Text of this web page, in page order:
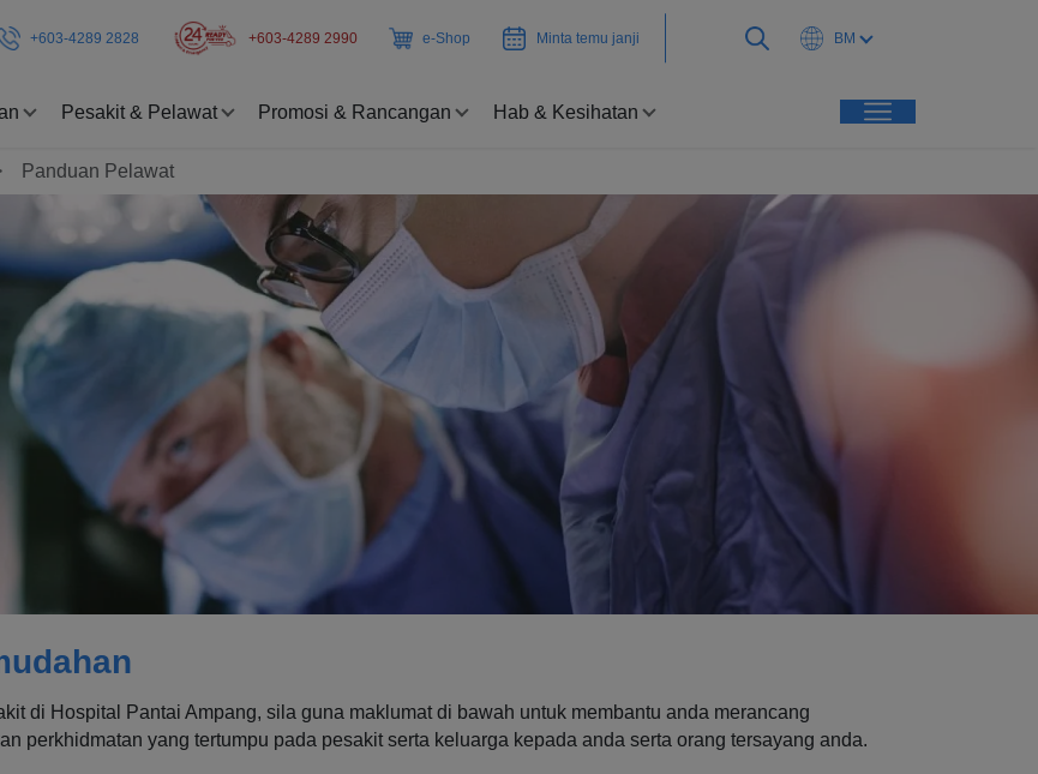
+603-4289 2828 +603-4289 2990 e-Shop Minta temu janji BM
Pesakit & Pelawat Promosi & Rancangan Hab & Kesihatan
Panduan Pelawat
di Hospital Pantai Ampang, sila guna maklumat di bawah untuk membantu anda merancang
perkhidmatan yang tertumpu pada pesakit serta keluarga kepada anda serta orang tersayang anda.